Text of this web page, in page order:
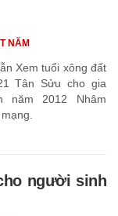
Xem tuổi xông đất
Tân Sửu cho gia
năm 2012 Nhâm
NĂM
người sinh